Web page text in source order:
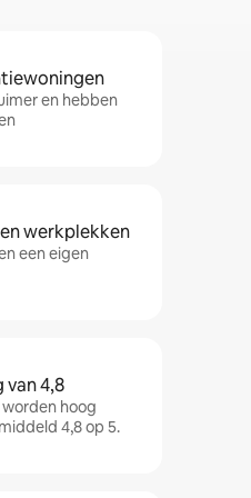
en hebben
werkplekken
een eigen
4,8
hoog
4,8 op 5.